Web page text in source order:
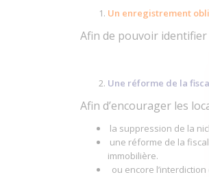
Un enregistrement
Afin de pouvoir
Une réforme de la
Afin d’encourager les
la suppression de la
une réforme de la
immobilière.
ou encore